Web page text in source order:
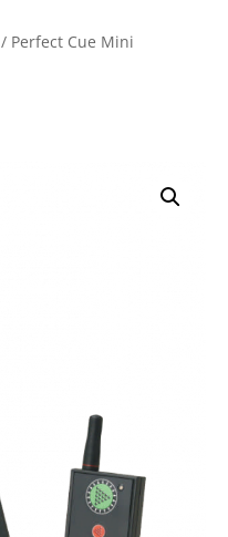
/ Perfect Cue Mini